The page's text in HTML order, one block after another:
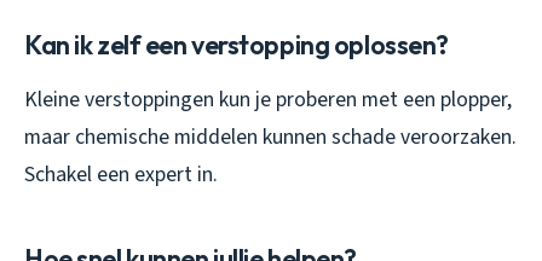
Kan ik zelf een verstopping oplossen?
Kleine verstoppingen kun je proberen met een plopper,
maar chemische middelen kunnen schade veroorzaken.
Schakel een expert in.